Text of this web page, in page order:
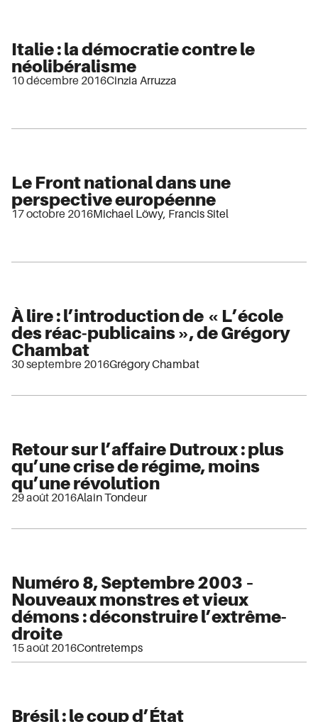
Italie : la démocratie contre le
néolibéralisme
10 décembre 2016Cinzia Arruzza
Le Front national dans une
perspective européenne
17 octobre 2016Michael Löwy, Francis Sitel
À lire : l’introduction de « L’école
des réac-publicains », de Grégory
Chambat
30 septembre 2016Grégory Chambat
Retour sur l’affaire Dutroux : plus
qu’une crise de régime, moins
qu’une révolution
29 août 2016Alain Tondeur
Numéro 8, Septembre 2003 –
Nouveaux monstres et vieux
démons : déconstruire l’extrême-
droite
15 août 2016Contretemps
Brésil : le coup d’État